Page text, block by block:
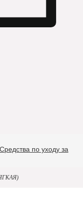
Средства по уходу за